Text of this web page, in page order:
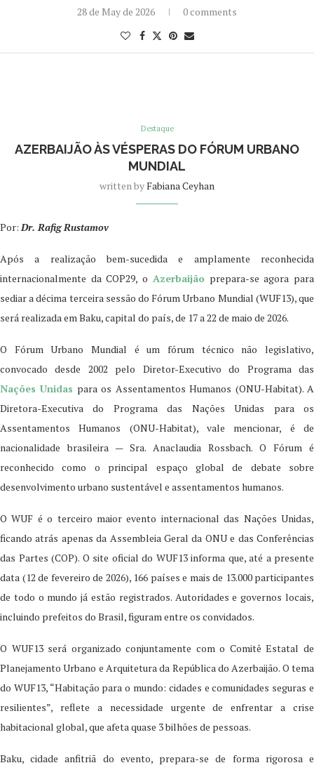
28 de May de 2026 0 comments
Destaque
AZERBAIJÃO ÀS VÉSPERAS DO FÓRUM URBANO
MUNDIAL
written byFabiana Ceyhan
Por:Dr. Rafig Rustamov
Após a realização bem-sucedida e amplamente reconhecida
internacionalmente da COP29, o Azerbaijão prepara-se agora para
sediar a décima terceira sessão do Fórum Urbano Mundial (WUF13), que
será realizada em Baku, capital do país, de 17 a 22 de maio de 2026.
O Fórum Urbano Mundial é um fórum técnico não legislativo,
convocado desde 2002 pelo Diretor-Executivo do Programa das
Nações Unidas para os Assentamentos Humanos (ONU-Habitat). A
Diretora-Executiva do Programa das Nações Unidas para os
Assentamentos Humanos (ONU-Habitat), vale mencionar, é de
nacionalidade brasileira — Sra. Anaclaudia Rossbach. O Fórum é
reconhecido como o principal espaço global de debate sobre
desenvolvimento urbano sustentável e assentamentos humanos.
O WUF é o terceiro maior evento internacional das Nações Unidas,
ficando atrás apenas da Assembleia Geral da ONU e das Conferências
das Partes (COP). O site oficial do WUF13 informa que, até a presente
data (12 de fevereiro de 2026), 166 países e mais de 13.000 participantes
de todo o mundo já estão registrados. Autoridades e governos locais,
incluindo prefeitos do Brasil, figuram entre os convidados.
O WUF13 será organizado conjuntamente com o Comitê Estatal de
Planejamento Urbano e Arquitetura da República do Azerbaijão. O tema
do WUF13, “Habitação para o mundo: cidades e comunidades seguras e
resilientes”, reflete a necessidade urgente de enfrentar a crise
habitacional global, que afeta quase 3 bilhões de pessoas.
Baku, cidade anfitriã do evento, prepara-se de forma rigorosa e